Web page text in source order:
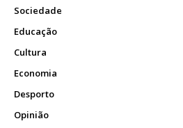
Sociedade
Educação
Cultura
Economia
Desporto
Opinião